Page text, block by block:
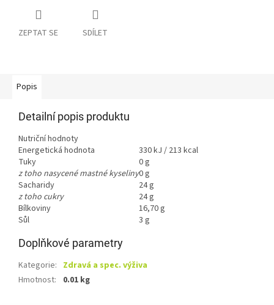
ZEPTAT SE SDÍLET
Popis
Detailní popis produktu
Nutriční hodnoty
Energetická hodnota
330 kJ / 213 kcal
Tuky
0 g
z toho nasycené mastné kyseliny0 g
Sacharidy
24 g
z toho cukry
24 g
Bílkoviny
16,70 g
Sůl
3 g
Doplňkové parametry
Kategorie: Zdravá a spec. výživa
Hmotnost: 0.01 kg